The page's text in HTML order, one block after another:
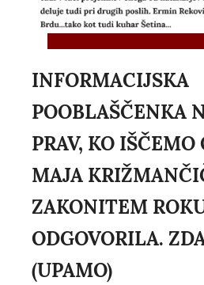
INFORMACIJSKA
POOBLAŠČENKA
PRAV, KO IŠČEMO
MAJA
ZAKONITEM
ODGOVORILA.
(UPAMO)